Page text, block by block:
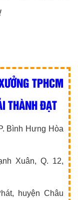
TPHCM
THÀNH ĐẠT
Bình Hưng Hòa
Xuân, Q. 12,
huyện Châu